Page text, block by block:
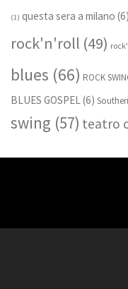
(1) questa sera a milano (6)
rock'n'roll (49)
blues (66) ROCK
BLUES GOSPEL (6)
swing (57) teatro